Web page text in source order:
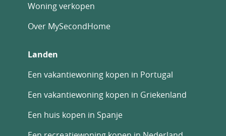
Woning verkopen
Over MySecondHome
Landen
Een vakantiewoning kopen in Portugal
Een vakantiewoning kopen in Griekenland
Een huis kopen in Spanje